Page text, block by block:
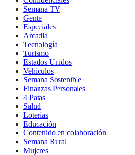
Semana TV
Gente
Especiales
Arcadia
Tecnología
Turismo
Estados Unidos
Vehículos
Semana Sostenible
Finanzas Personales
4 Patas
Salud
Loterías
Educación
Contenido en colaboración
Semana Rural
Mujeres